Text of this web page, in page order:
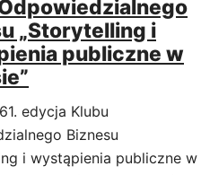
„Storytelling i
publiczne w
edycja Klubu
Biznesu
i wystąpienia publiczne w